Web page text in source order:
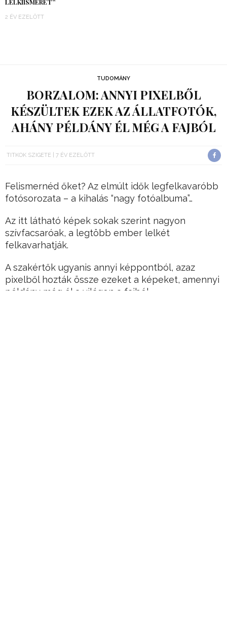
LELKIISMERET”
2 ÉV EZELŐTT
TUDOMÁNY
BORZALOM: ANNYI PIXELBŐL
KÉSZÜLTEK EZEK AZ ÁLLATFOTÓK,
AHÁNY PÉLDÁNY ÉL MÉG A FAJBÓL
TITKOK SZIGETE 7 ÉV EZELŐTT
Felismernéd őket? Az elmúlt idők legfelkavaróbb
fotósorozata – a kihalás “nagy fotóalbuma”…
Az itt látható képek sokak szerint nagyon
szívfacsaróak, a legtöbb ember lelkét
felkavarhatják.
A szakértők ugyanis annyi képpontból, azaz
pixelből hozták össze ezeket a képeket, amennyi
példány még él a világon a fajból.